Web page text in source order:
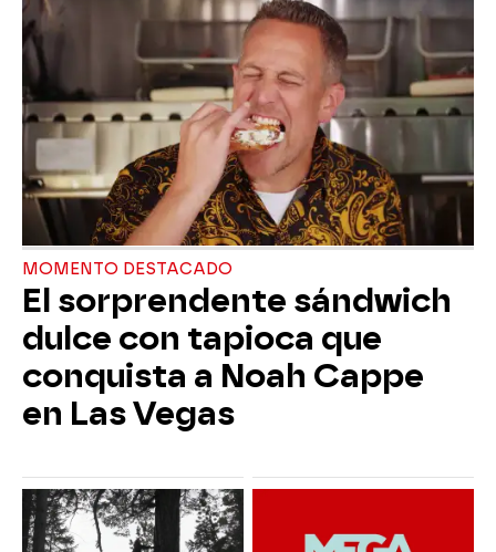
MOMENTO DESTACADO
El sorprendente sándwich
dulce con tapioca que
conquista a Noah Cappe
en Las Vegas